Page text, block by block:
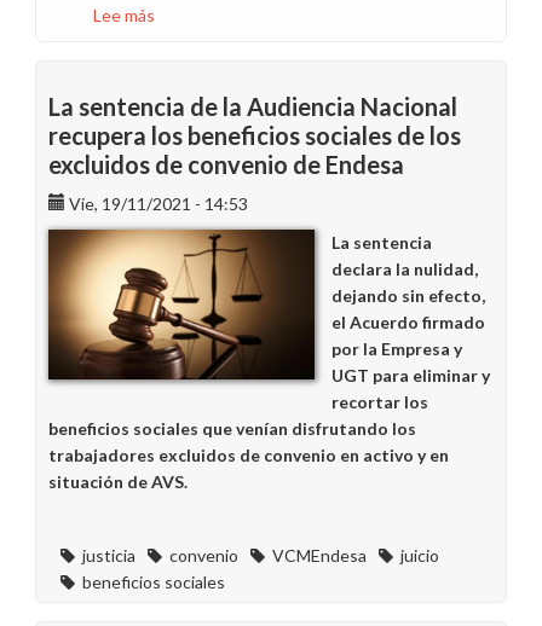
Lee más
demandas
y
sentencias,
situación
actual
La sentencia de la Audiencia Nacional
recupera los beneficios sociales de los
excluidos de convenio de Endesa
Vie, 19/11/2021 - 14:53
La sentencia
declara la nulidad,
dejando sin efecto,
el Acuerdo firmado
por la Empresa y
UGT para eliminar y
recortar los
beneficios sociales que venían disfrutando los
trabajadores excluidos de convenio en activo y en
situación de AVS.
justicia convenio VCMEndesa
juicio
beneficios sociales